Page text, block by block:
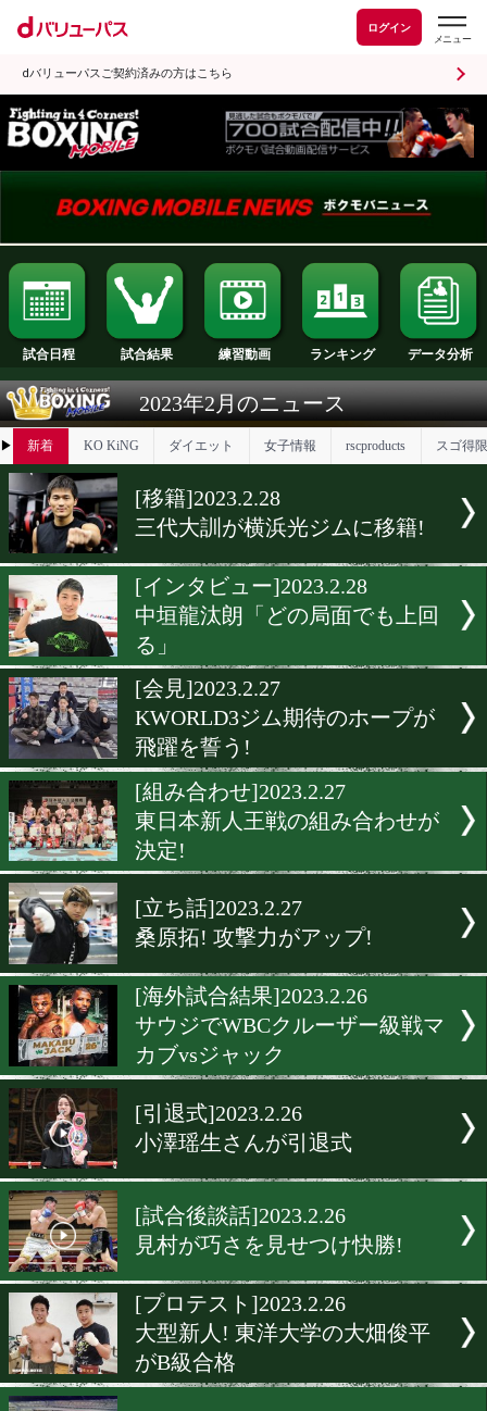
ログイン
dバリューパスご契約済みの方はこちら
試合日程 試合結果 練習動画 ランキング
2023年2月のニュース
▶ 新着 KO KiNG ダイエット 女子情報
[移籍]2023.2.28
三代大訓が横浜光ジムに移
[インタビュー]2023.2.28
中垣龍汰朗「どの局面でも
る」
[会見]2023.2.27
KWORLD3ジム期待のホー
飛躍を誓う!
[組み合わせ]2023.2.27
東日本新人王戦の組み合わ
決定!
桑原拓! 攻撃力がアップ!
[海外試合結果]2023.2.26
サウジでWBCクルーザー
[引退式]2023.2.26
小澤瑶生さんが引退式